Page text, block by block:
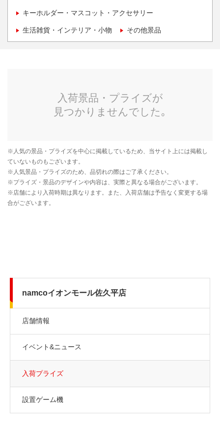
キーホルダー・マスコット・アクセサリー
生活雑貨・インテリア・小物 その他景品
namcoイオンモール佐久平店
店舗情報
イベント&ニュース
入荷プライズ
設置ゲーム機